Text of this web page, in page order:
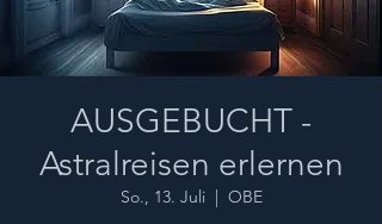
AUSGEBUCHT -
Astralreisen erlernen
So., 13. Juli
  |
OBE